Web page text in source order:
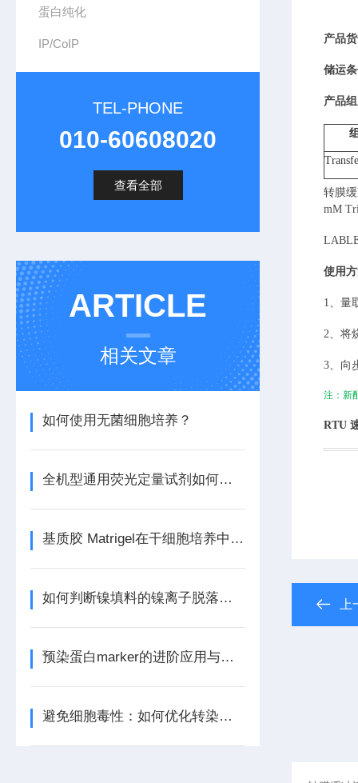
蛋白纯化
IP/CoIP
TEL-PHONE
010-60608020
查看全部
ARTICLE
相关文章
如何使用无菌细胞培养？
全机型通用荧光定量试剂如何提升PCR实验效率
基质胶 Matrigel在干细胞培养中的应用：现状与前景
如何判断镍填料的镍离子脱落程度？
预染蛋白marker的进阶应用与优势
避免细胞毒性：如何优化转染试剂的使用浓度与条件？
产品
储运
产品
转膜
mM
使用
1、 量
2、 将
3、 向
注：新
RTU